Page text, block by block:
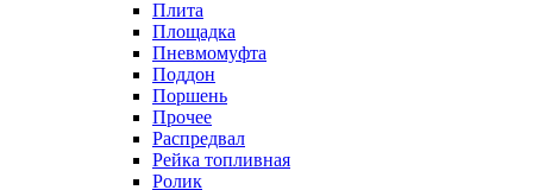
Плита
Площадка
Пневмомуфта
Поддон
Поршень
Прочее
Распредвал
Рейка топливная
Ролик